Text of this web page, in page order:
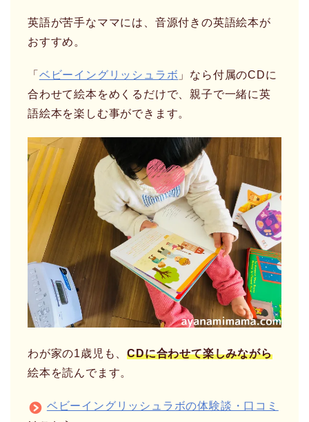
英語が苦手なママには、音源付きの英語絵本が
おすすめ。
「 ベビーイングリッシュラボ 」なら付属のCDに
合わせて絵本をめくるだけで、親子で一緒に英
語絵本を楽しむ事ができます。
わが家の1歳児も、CDに合わせて楽しみながら
絵本を読んでます。
ベビーイングリッシュラボの体験談・口コミ